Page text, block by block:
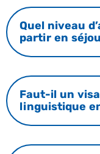
Quel niveau
partir en
Faut-il un
linguistique